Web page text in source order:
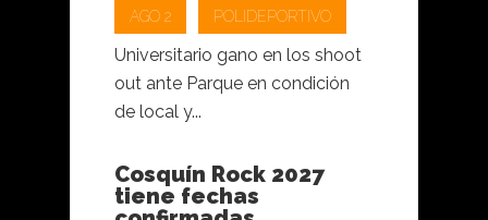
AGO 2 POLIDEPORTIVO
Universitario gano en los shoot
out ante Parque en condición
de local y...
Cosquín Rock 2027
tiene fechas